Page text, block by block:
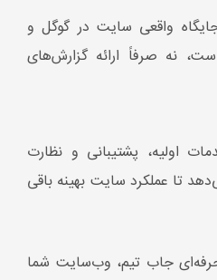
حرفه‌ای جاب تیم، وب‌سایت شما
دیده می‌شود، بلکه باعث جذب
نیز خواهد شد.
چه مواردی می‌شود؟
را به خوبی و در زمانی کوتاه